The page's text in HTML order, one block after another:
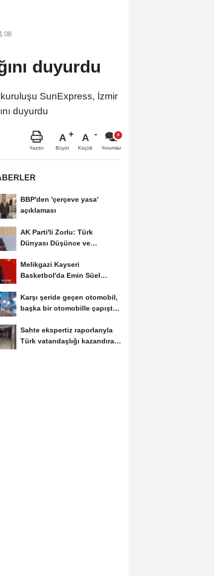
duyurdu
SunExpress, İzmir
duyurdu
Yazdır
A
Büyüt
A
Küçült Yorumlar
BBP'den 'çerçeve yasa'
açıklaması
AK Parti'li Zorlu: Türk
Dünyası Düşünce ve
Melikgazi Kayseri
Basketbol'da Emin Süel
Karşı şeride geçen otomobil,
başka bir otomobille çapıştı:
Sahte ekspertiz raporlarıyla
Türk vatandaşlığı kazandıran